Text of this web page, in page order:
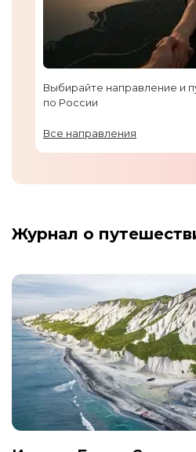
Выбирайте направление и
по России
Все направления
Журнал о